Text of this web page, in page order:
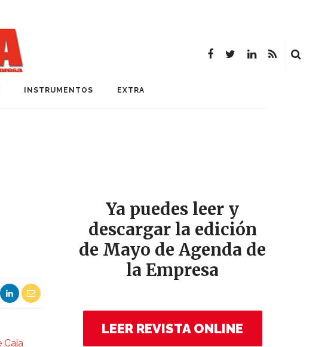
INSTRUMENTOS EXTRA
Ya puedes leer y
descargar la edición
de Mayo de Agenda de
la Empresa
LEER REVISTA ONLINE